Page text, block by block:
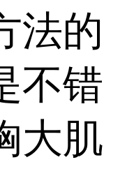
法的
不错
大肌